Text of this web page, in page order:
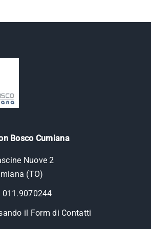
Bosco Cumiana
Nuove 2
(TO)
011.9070244
il Form di Contatti